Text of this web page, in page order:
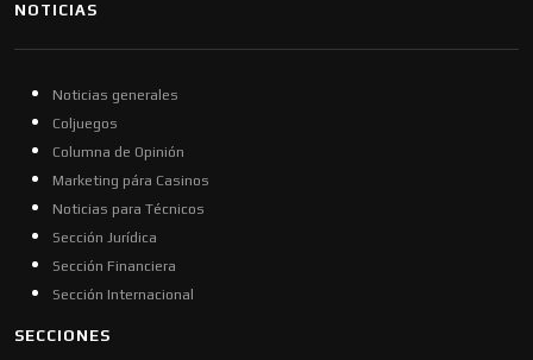
NOTICIAS
Noticias generales
Coljuegos
Columna de Opinión
Marketing pára Casinos
Noticias para Técnicos
Sección Jurídica
Sección Financiera
Sección Internacional
SECCIONES